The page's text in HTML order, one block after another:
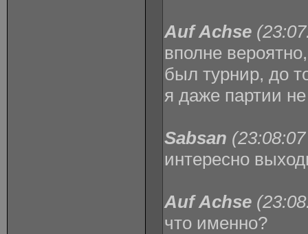
Auf Achse
вполне
был турнир, до
я даже партии
Sabsan
интересно
Auf Achse
что именно?